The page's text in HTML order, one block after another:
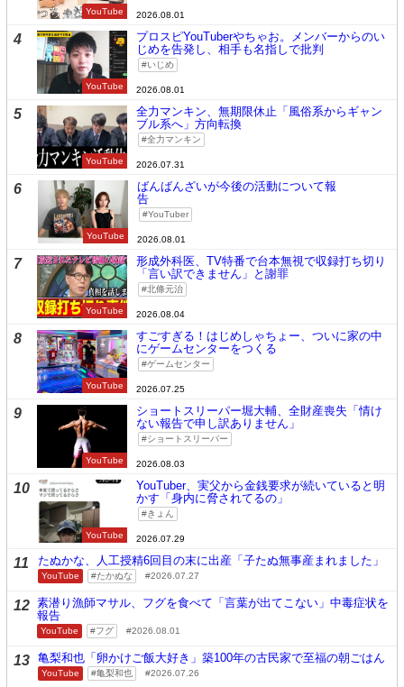
YouTube 2026.08.01
4
YouTube
プロスピYouTuberやちゃお。メンバーからのい
じめを告発し、相手も名指しで批判
いじめ
2026.08.01
5
YouTube
全力マンキン、無期限休止「風俗系からギャン
ブル系へ」方向転換
全力マンキン
2026.07.31
6
YouTube
ばんばんざいが今後の活動について報
告
YouTuber
2026.08.01
7
YouTube
形成外科医、TV特番で台本無視で収録打ち切り
「言い訳できません」と謝罪
北條元治
2026.08.04
8
YouTube
すごすぎる！はじめしゃちょー、ついに家の中
にゲームセンターをつくる
ゲームセンター
2026.07.25
9
YouTube
ショートスリーパー堀大輔、全財産喪失「情け
ない報告で申し訳ありません」
ショートスリーパー
2026.08.03
10
YouTube
YouTuber、実父から金銭要求が続いていると明
かす「身内に脅されてるの」
きょん
2026.07.29
11 たぬかな、人工授精6回目の末に出産「子たぬ無事産まれました」
YouTube たかぬな 2026.07.27
12 素潜り漁師マサル、フグを食べて「言葉が出てこない」中毒症状を
報告
YouTube フグ 2026.08.01
13 亀梨和也「卵かけご飯大好き」築100年の古民家で至福の朝ごはん
YouTube 亀梨和也 2026.07.26